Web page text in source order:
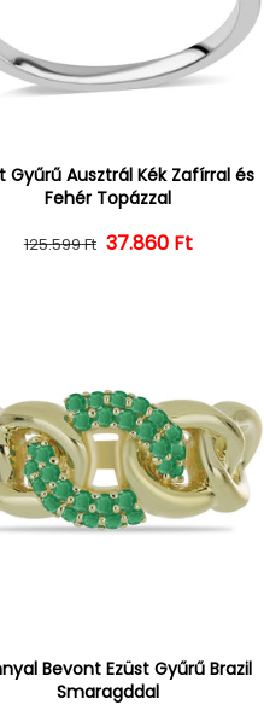
Gyűrű Ausztrál Kék Zafírral és
Fehér Topázzal
Normál ár
125.599 Ft Kedvezményes ár
37.860 Ft
Bevont Ezüst Gyűrű Brazil
Smaragddal